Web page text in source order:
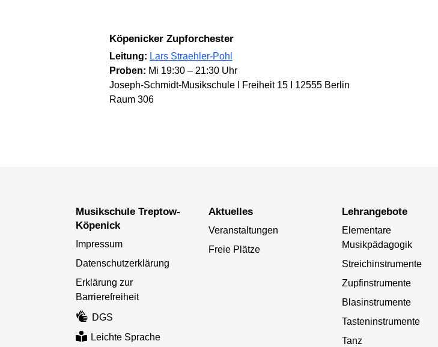
Köpenicker Zupforchester
Leitung: Lars Straehler-Pohl
Proben: Mi 19:30 – 21:30 Uhr
Joseph-Schmidt-Musikschule I Freiheit 15 I 12555 Berlin
Raum 306
Musikschule Treptow-
Köpenick
Impressum
Datenschutzerklärung
Erklärung zur
Barrierefreiheit
DGS
Leichte Sprache
Aktuelles
Veranstaltungen
Freie Plätze
Lehrangebote
Elementare
Musikpädagogik
Streichinstrumente
Zupfinstrumente
Blasinstrumente
Tasteninstrumente
Tanz